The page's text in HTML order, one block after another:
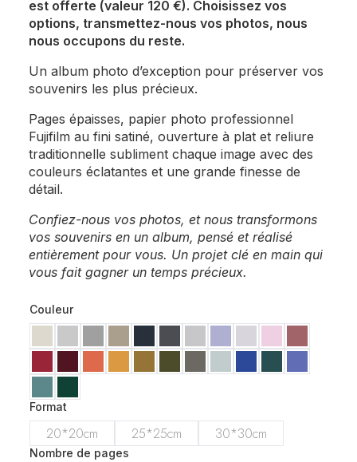
est offerte (valeur 120 €). Choisissez vos
options, transmettez-nous vos photos, nous
nous occupons du reste.
Un album photo d’exception pour préserver vos
souvenirs les plus précieux.
Pages épaisses, papier photo professionnel
Fujifilm au fini satiné, ouverture à plat et reliure
traditionnelle subliment chaque image avec des
couleurs éclatantes et une grande finesse de
détail.
Confiez-nous vos photos, et nous transformons
vos souvenirs en un album, pensé et réalisé
entièrement pour vous. Un projet clé en main qui
vous fait gagner un temps précieux.
Couleur
Format
20*20cm 25*25cm 30*30cm
Nombre de pages